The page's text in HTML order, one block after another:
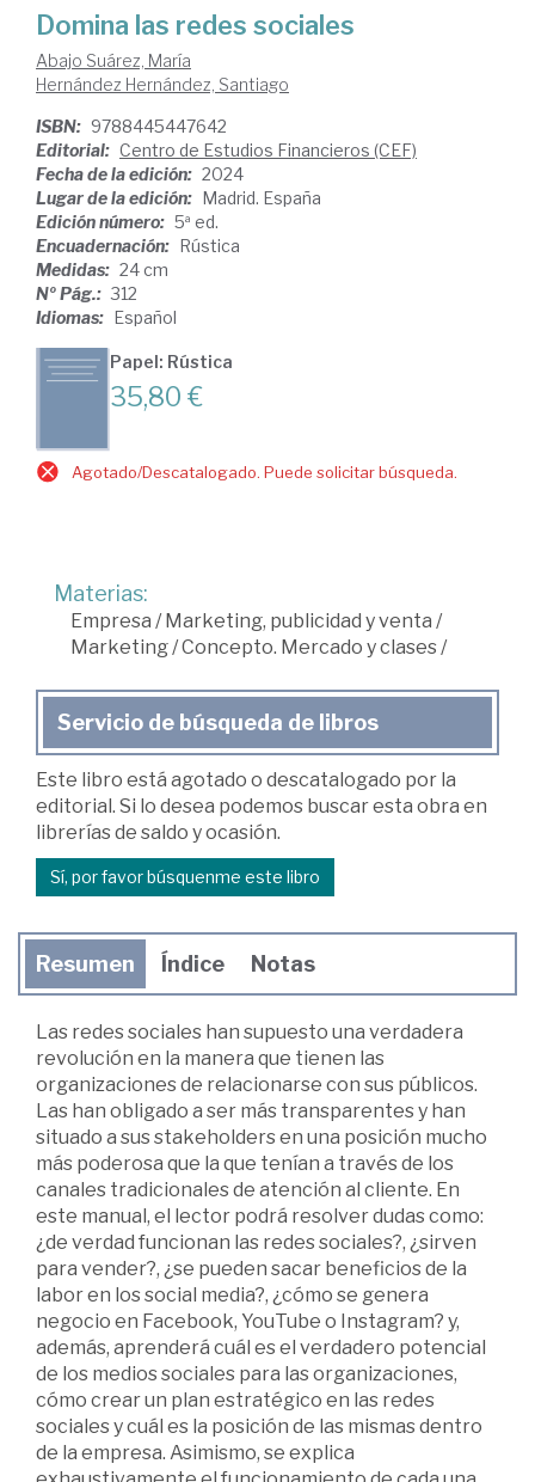
Domina las redes sociales
Abajo Suárez, María
Hernández Hernández, Santiago
ISBN: 9788445447642
Editorial: Centro de Estudios Financieros (CEF)
Fecha de la edición: 2024
Lugar de la edición: Madrid. España
Edición número: 5ª ed.
Encuadernación: Rústica
Medidas: 24 cm
Nº Pág.: 312
Idiomas: Español
Papel: Rústica
35,80 €
Agotado/Descatalogado. Puede solicitar búsqueda.
Materias:
Empresa /Marketing, publicidad y venta /
Marketing/Concepto. Mercado y clases/
Servicio de búsqueda de libros
Este libro está agotado o descatalogado por la
editorial. Si lo desea podemos buscar esta obra en
librerías de saldo y ocasión.
Sí, por favor búsquenme este libro
Resumen Índice Notas
Las redes sociales han supuesto una verdadera
revolución en la manera que tienen las
organizaciones de relacionarse con sus públicos.
Las han obligado a ser más transparentes y han
situado a sus stakeholders en una posición mucho
más poderosa que la que tenían a través de los
canales tradicionales de atención al cliente. En
este manual, el lector podrá resolver dudas como:
¿de verdad funcionan las redes sociales?, ¿sirven
para vender?, ¿se pueden sacar beneficios de la
labor en los social media?, ¿cómo se genera
negocio en Facebook, YouTube o Instagram? y,
además, aprenderá cuál es el verdadero potencial
de los medios sociales para las organizaciones,
cómo crear un plan estratégico en las redes
sociales y cuál es la posición de las mismas dentro
de la empresa. Asimismo, se explica